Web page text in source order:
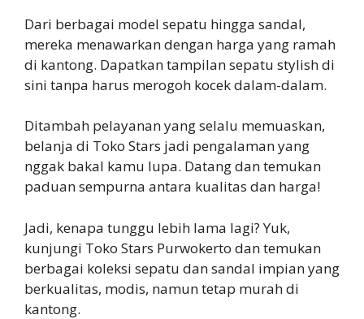
Dari berbagai model sepatu hingga sandal,
mereka menawarkan dengan harga yang ramah
di kantong. Dapatkan tampilan sepatu stylish di
sini tanpa harus merogoh kocek dalam-dalam.
Ditambah pelayanan yang selalu memuaskan,
belanja di Toko Stars jadi pengalaman yang
nggak bakal kamu lupa. Datang dan temukan
paduan sempurna antara kualitas dan harga!
Jadi, kenapa tunggu lebih lama lagi? Yuk,
kunjungi Toko Stars Purwokerto dan temukan
berbagai koleksi sepatu dan sandal impian yang
berkualitas, modis, namun tetap murah di
kantong.